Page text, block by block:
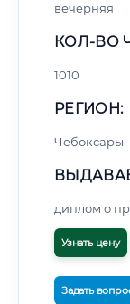
вечерняя
КОЛ-ВО
1010
РЕГИОН:
Чебоксары
диплом о
Узнать цену
Задать